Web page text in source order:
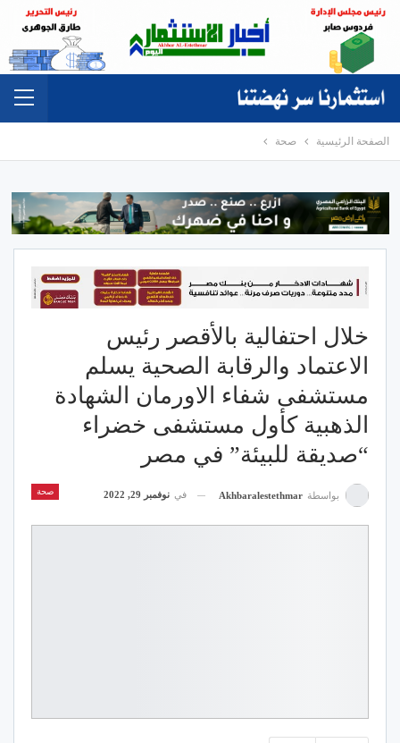
الصفحة الرئيسية صحة
خلال احتفالية بالأقصر رئيس
الاعتماد والرقابة الصحية يسلم
مستشفى شفاء الاورمان الشهادة
الذهبية كأول مستشفى خضراء
“صديقة للبيئة” في مصر
صحة بواسطة Akhbaralestethmar في نوفمبر 29, 2022